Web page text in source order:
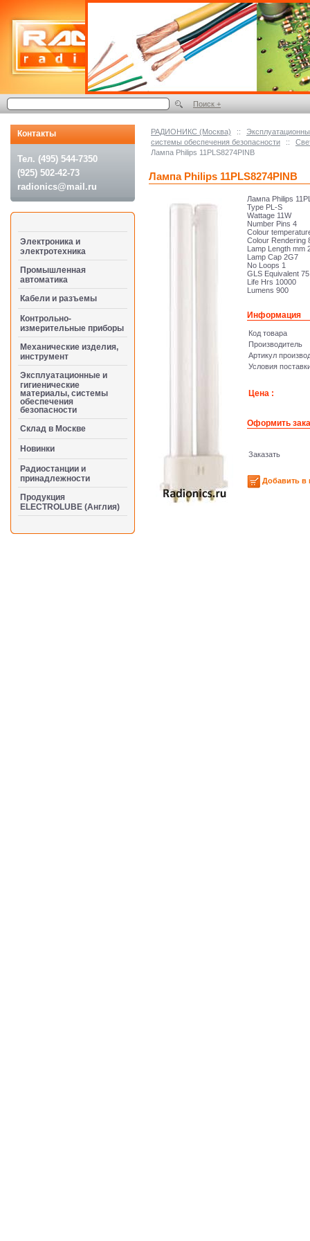
РАДИОНИКС (Москва) ::
системы обеспечения безопасности
::
Лампа Philips 11PLS8274PINB
Лампа Philips 11PLS8274PINB
Лампа Philips
Type PL-S
Wattage 11W
Number Pins 4
Colour
Colour Rendering
Lamp Length mm
Lamp Cap 2G7
No Loops 1
GLS Equivalent 75
Life Hrs 10000
Lumens 900
Информация
Код товара
Производитель
Артикул
Условия
Цена :
Оформить
Заказать
Добавить в
Контакты
Тел. (495) 544-7350
(925) 502-42-73
radionics@mail.ru
Электроника и
электротехника
Промышленная
автоматика
Кабели и разъемы
Контрольно-
измерительные приборы
Механические изделия,
инструмент
Эксплуатационные и
гигиенические
материалы, системы
обеспечения
безопасности
Cклад в Москве
Новинки
Радиостанции и
принадлежности
Продукция
ELECTROLUBE (Англия)
Поиск +